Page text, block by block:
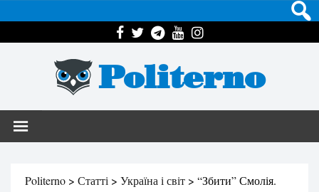
Politerno
Politerno > Статті > Україна і світ > “Збити” Смолія.